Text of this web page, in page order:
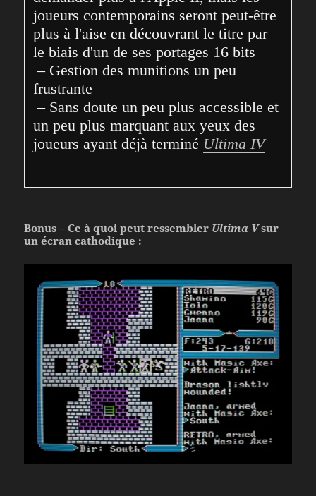
joueurs contemporains seront peut-être
plus à l'aise en découvrant le titre par
le biais d'un de ses portages 16 bits
– Gestion des munitions un peu
frustrante
– Sans doute un peu plus accessible et
un peu plus marquant aux yeux des
joueurs ayant déjà terminé Ultima IV
Bonus – Ce à quoi peut ressembler Ultima Vsur
un écran cathodique :